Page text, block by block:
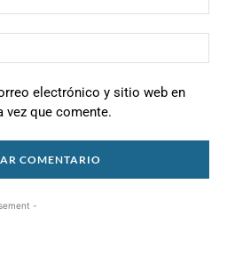
electrónico y sitio web en
vez que comente.
-